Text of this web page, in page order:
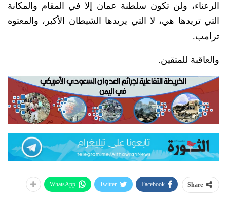
الرعناء، ولن تكون سلطنة عمان إلا في المقام والمكانة
التي تريدها هي، لا التي يريدها الشيطان الأكبر، والمعتوه
ترامب.
والعاقبة للمتقين.
Share
Facebook
Twitter
WhatsApp